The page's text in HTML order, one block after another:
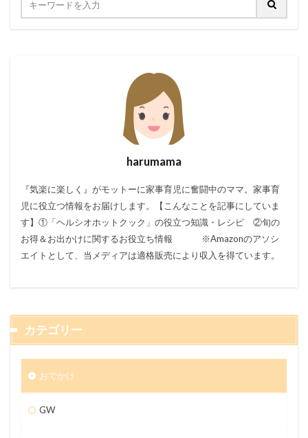
harumama
『気楽に楽しく』がモットーに家事育児に奮闘中のママ。家事育
児に役立つ情報をお届けします。【こんなことを記事にしていま
す】①「ヘルシオホットクック」の役立つ知識・レシピ ②旬の
お得＆お出かけに関するお役立ち情報 ※Amazonのアソシ
エイトとして、当メディアは適格販売により収入を得ています。
カテゴリー
おでかけ
GW